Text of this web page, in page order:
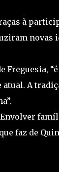
à
novas
Freguesia,
A
faz de